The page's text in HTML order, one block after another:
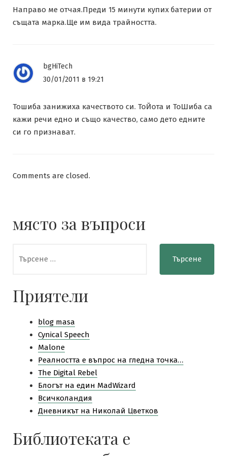
Направо ме отчая.Преди 15 минути купих батерии от
същата марка.Ще им вида трайността.
bgHiTech
30/01/2011 в 19:21
Тошиба занижиха качеството си. ТоЙота и ТоШиба са
кажи речи едно и също качество, само дето едните
си го признават.
Comments are closed.
място за въпроси
за:
Приятели
blog masa
Cynical Speech
Malone
Pеалността е въпрос на гледна точка…
The Digital Rebel
Блогът на един MadWizard
Всичколандия
Дневникът на Николай Цветков
Библиотеката е